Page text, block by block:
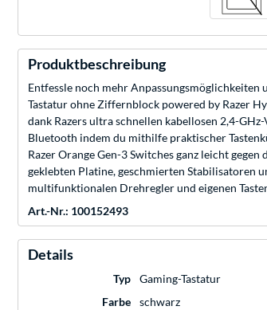
Produktbeschreibung
Entfessle noch mehr
Tastatur ohne Ziffernblock powered by Razer
dank Razers ultra schnellen kabellosen 2,4-
Bluetooth indem du mithilfe praktischer
Razer Orange Gen-3 Switches ganz leicht
geklebten Platine, geschmierten Stabilisatoren
multifunktionalen Drehregler und eigenen
Art.-Nr.: 100152493
Details
Typ
Gaming-Tastatur
Farbe
schwarz